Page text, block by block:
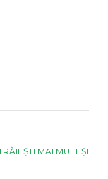
MAI MULT ȘI